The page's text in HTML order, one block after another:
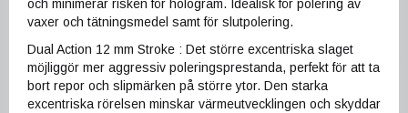
och minimerar risken för hologram. Idealisk för polering av
vaxer och tätningsmedel samt för slutpolering.
Dual Action 12 mm Stroke : Det större excentriska slaget
möjliggör mer aggressiv poleringsprestanda, perfekt för att ta
bort repor och slipmärken på större ytor. Den starka
excentriska rörelsen minskar värmeutvecklingen och skyddar